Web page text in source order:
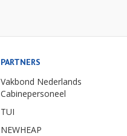
PARTNERS
Vakbond Nederlands
Cabinepersoneel
TUI
NEWHEAP